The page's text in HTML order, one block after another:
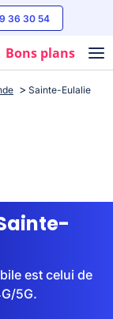
36 30 54
Bons plans
Sainte-Eulalie
est celui de
5G.